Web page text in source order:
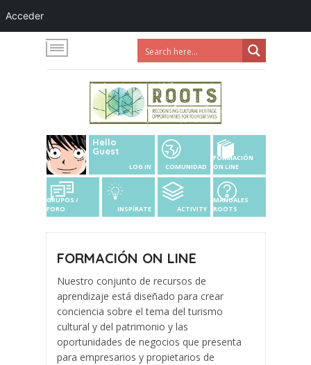
FORMACIÓN
ON LINE
COMUNIDAD
MANUALES
ROOTS
ACTIVITY
Hello
Guest
LOG IN
INSPÍRATE
GRUPOS /
FORO
FORMACIÓN ON LINE
Nuestro conjunto de recursos de
aprendizaje está diseñado para crear
conciencia sobre el tema del turismo
cultural y del patrimonio y las
oportunidades de negocios que presenta
para empresarios y propietarios de
Acceder